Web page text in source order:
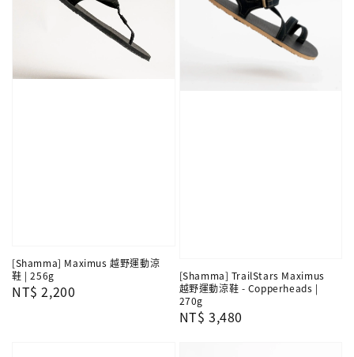
[Shamma] Maximus 越野運動涼
鞋 | 256g
Regular
NT$ 2,200
[Shamma] TrailStars Maximus
越野運動涼鞋 - Copperheads |
270g
Regular
NT$ 3,480